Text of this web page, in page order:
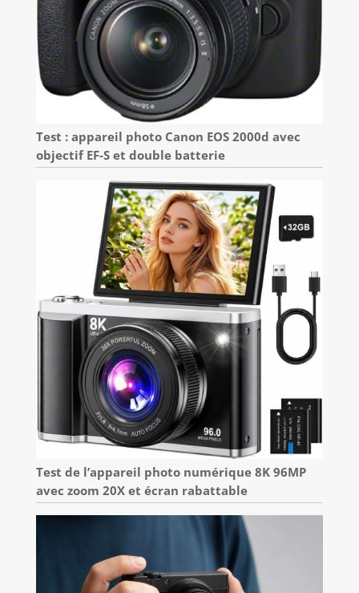
Test : appareil photo Canon EOS 2000d avec
objectif EF-S et double batterie
Test de l’appareil photo numérique 8K 96MP
avec zoom 20X et écran rabattable